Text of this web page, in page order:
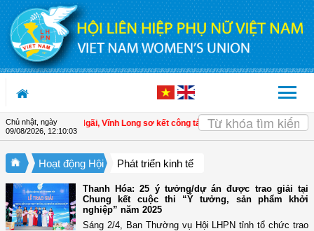
Truy cập nội dung luôn
Chủ nhật, ngày
09/08/2026, 12:10:04
xã Tam Ngãi, Vĩnh Long sơ kết công tác Hội và phong trào phụ nữ 6 tháng
Hoạt động Hội Phát triển kinh tế
Thanh Hóa: 25 ý tưởng/dự án được trao giải tại
Chung kết cuộc thi “Ý tưởng, sản phẩm khởi
nghiệp” năm 2025
Sáng 2/4, Ban Thường vụ Hội LHPN tỉnh tổ chức trao